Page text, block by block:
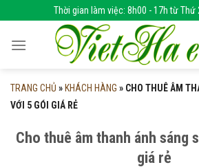
to
content
Thời gian làm việc: 8h00 - 17h từ Thứ
TRANG CHỦ » KHÁCH HÀNG » CHO THUÊ ÂM
VỚI 5 GÓI GIÁ RẺ
Cho thuê âm thanh ánh sáng
giá rẻ